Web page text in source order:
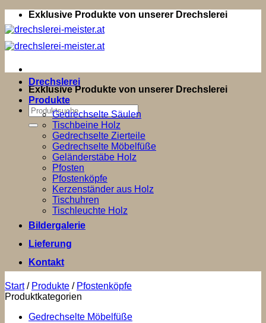
Zum
Inhalt
springen
Exklusive Produkte von unserer Drechslerei
Exklusive Produkte von unserer Drechslerei
Suchen
nach:
Drechslerei
Produkte
Gedrechselte Säulen
Tischbeine Holz
Gedrechselte Zierteile
Gedrechselte Möbelfüße
Geländerstäbe Holz
Pfosten
Pfostenköpfe
Kerzenständer aus Holz
Tischuhren
Tischleuchte Holz
Bildergalerie
Lieferung
Kontakt
Start / Produkte / Pfostenköpfe
Produktkategorien
Gedrechselte Möbelfüße